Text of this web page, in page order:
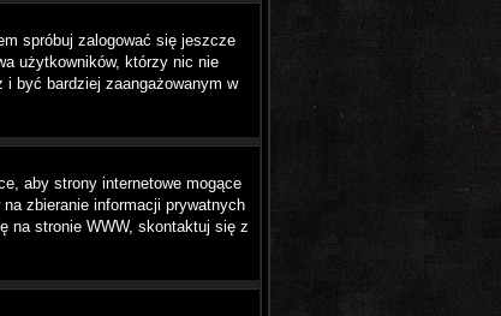
spróbuj zalogować się jeszcze
użytkowników, którzy nic nie
być bardziej zaangażowanym w
aby strony internetowe mogące
zbieranie informacji prywatnych
na stronie WWW, skontaktuj się z